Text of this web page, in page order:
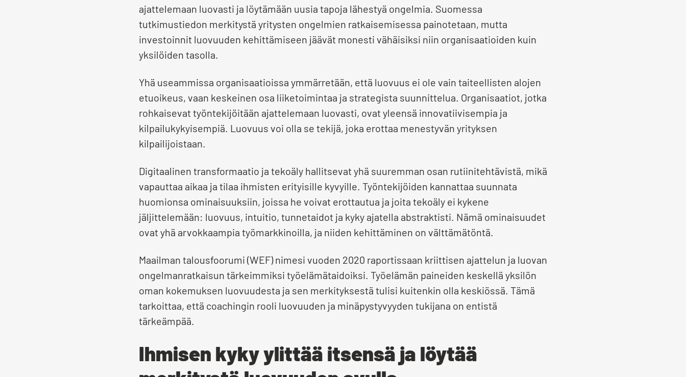
ajattelemaan luovasti ja löytämään uusia tapoja lähestyä ongelmia. Suomessa
tutkimustiedon merkitystä yritysten ongelmien ratkaisemisessa painotetaan, mutta
investoinnit luovuuden kehittämiseen jäävät monesti vähäisiksi niin organisaatioiden kuin
yksilöiden tasolla.
Yhä useammissa organisaatioissa ymmärretään, että luovuus ei ole vain taiteellisten alojen
etuoikeus, vaan keskeinen osa liiketoimintaa ja strategista suunnittelua. Organisaatiot, jotka
rohkaisevat työntekijöitään ajattelemaan luovasti, ovat yleensä innovatiivisempia ja
kilpailukykyisempiä. Luovuus voi olla se tekijä, joka erottaa menestyvän yrityksen
kilpailijoistaan.
Digitaalinen transformaatio ja tekoäly hallitsevat yhä suuremman osan rutiinitehtävistä, mikä
vapauttaa aikaa ja tilaa ihmisten erityisille kyvyille. Työntekijöiden kannattaa suunnata
huomionsa ominaisuuksiin, joissa he voivat erottautua ja joita tekoäly ei kykene
jäljittelemään: luovuus, intuitio, tunnetaidot ja kyky ajatella abstraktisti. Nämä ominaisuudet
ovat yhä arvokkaampia työmarkkinoilla, ja niiden kehittäminen on välttämätöntä.
Maailman talousfoorumi (WEF) nimesi vuoden 2020 raportissaan kriittisen ajattelun ja luovan
ongelmanratkaisun tärkeimmiksi työelämätaidoiksi. Työelämän paineiden keskellä yksilön
oman kokemuksen luovuudesta ja sen merkityksestä tulisi kuitenkin olla keskiössä. Tämä
tarkoittaa, että coachingin rooli luovuuden ja minäpystyvyyden tukijana on entistä
tärkeämpää.
Ihmisen kyky ylittää itsensä ja löytää